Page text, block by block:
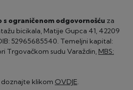
ograničenom odgovornošću za
bicikala, Matije Gupca 41, 42209
52965685540. Temeljni kapital:
Trgovačkom sudu Varaždin, MBS:
klikom OVDJE.